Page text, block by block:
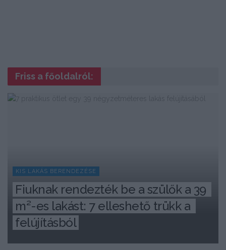
Friss a főoldalról:
KIS LAKÁS BERENDEZÉSE
Fiuknak rendezték be a szülők a 39
m²-es lakást: 7 elleshető trükk a
felújításból